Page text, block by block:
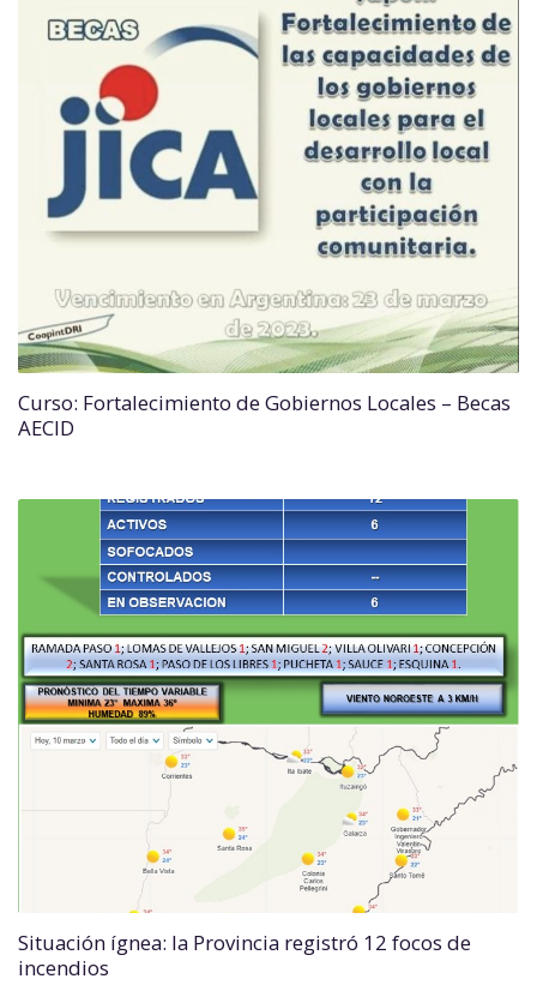
Curso: Fortalecimiento de Gobiernos Locales – Becas
AECID
Situación ígnea: la Provincia registró 12 focos de
incendios